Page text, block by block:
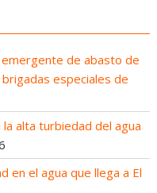
emergente de abasto de
especiales de
alta turbiedad del agua
en el agua que llega a El